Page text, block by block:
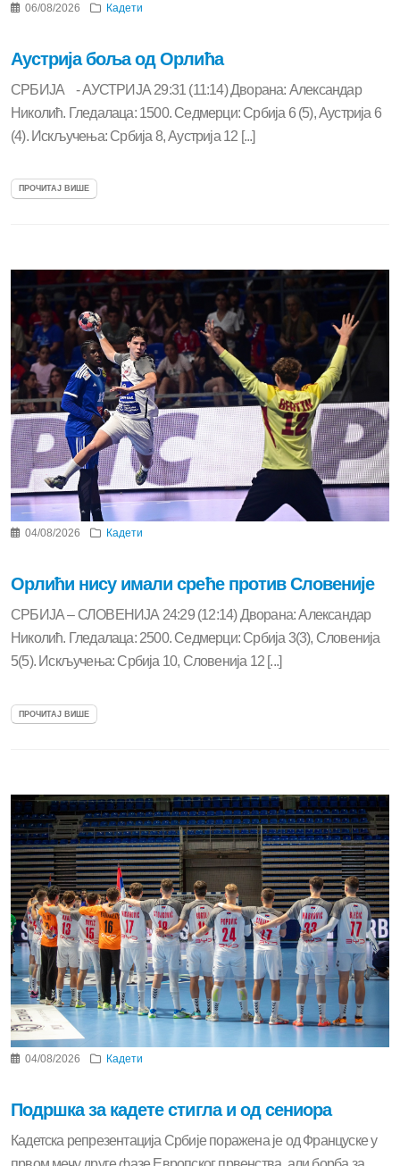
06/08/2026 Кадети
Аустрија боља од Орлића
СРБИЈА - АУСТРИЈА 29:31 (11:14) Дворана: Александар
Николић. Гледалаца: 1500. Седмерци: Србија 6 (5), Аустрија 6
(4). Искључења: Србија 8, Аустрија 12 [...]
ПРОЧИТАЈ ВИШЕ
04/08/2026 Кадети
Орлићи нису имали среће против Словеније
СРБИЈА – СЛОВЕНИЈА 24:29 (12:14) Дворана: Александар
Николић. Гледалаца: 2500. Седмерци: Србија 3(3), Словенија
5(5). Искључења: Србија 10, Словенија 12 [...]
ПРОЧИТАЈ ВИШЕ
04/08/2026 Кадети
Подршка за кадете стигла и од сениора
Кадетска репрезентација Србије поражена је од Француске у